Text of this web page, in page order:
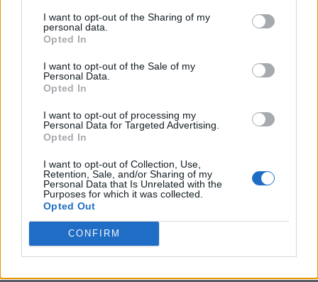
I want to opt-out of the Sharing of my
personal data.
Opted In
I want to opt-out of the Sale of my
Personal Data.
Opted In
I want to opt-out of processing my
Personal Data for Targeted Advertising.
Opted In
I want to opt-out of Collection, Use,
Retention, Sale, and/or Sharing of my
Personal Data that Is Unrelated with the
Purposes for which it was collected.
Opted Out
CONFIRM
Episoadele anterioare
Episodul 26:Grija lui Ceaușescu: situația din Panama
Episodul 25:Mințit și în Iran
Episodul 23:O stenogramă pierdută
Episodul 22:1945 – un fals moment de vitejie